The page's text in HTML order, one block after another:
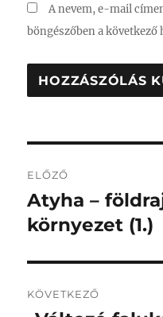
A nevem, e-mail
böngészőben a következő
navigáció
ELŐZŐ
Korábbi
bejegyzés:
Atyha –
környezet (1.)
KÖVETKEZŐ